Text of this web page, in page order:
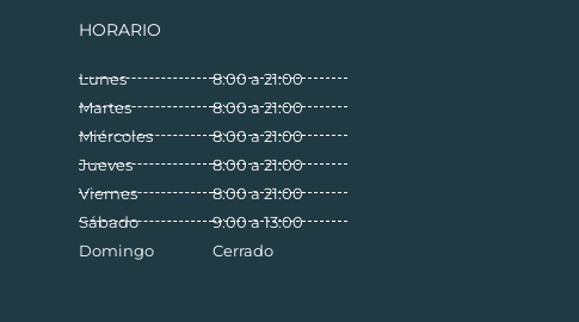
HORARIO
Lunes
Martes
Miércoles
Jueves
Viernes
Sábado
Domingo
8:00 a 21:00
8:00 a 21:00
8:00 a 21:00
8:00 a 21:00
8:00 a 21:00
9:00 a 13:00
Cerrado